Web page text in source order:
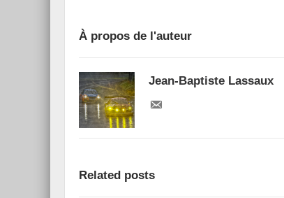
À propos de l'auteur
Jean-Baptiste Lassaux
Related posts